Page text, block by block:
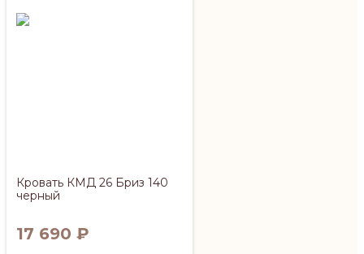
Кровать КМД 26 Бриз 140
черный
17 690 ₽